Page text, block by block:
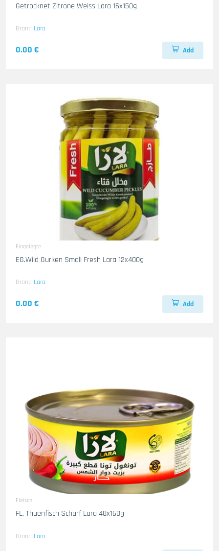
Getrocknet Zitrone Weiss Lara 16x150g
Brand Lara
0.00 € Add
Eingelegte
EG.Wild Gurken Small Fresh Lara 12x400g
Brand Lara
0.00 € Add
Fleisch
FL. Thuenfisch Scharf Lara 48x160g
Brand Lara